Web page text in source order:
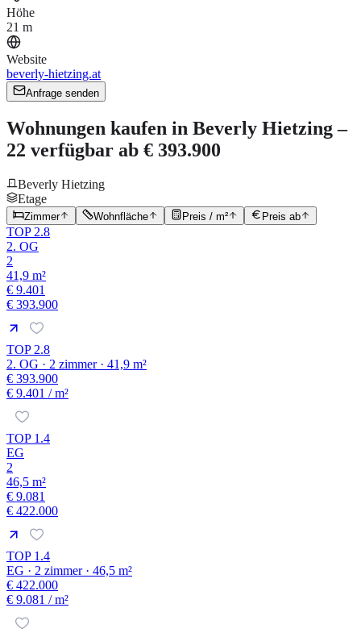
Höhe
21 m
Website
beverly-hietzing.at
Anfrage senden
Wohnungen kaufen in Beverly Hietzing –
22 verfügbar ab € 393.900
Beverly Hietzing
Etage
Zimmer Wohnfläche Preis / m² Preis ab
TOP 2.8
2. OG
2
41,9 m²
€ 9.401
€ 393.900
TOP 2.8
2. OG · 2 zimmer · 41,9 m²
€ 393.900
€ 9.401 / m²
TOP 1.4
EG
2
46,5 m²
€ 9.081
€ 422.000
TOP 1.4
EG · 2 zimmer · 46,5 m²
€ 422.000
€ 9.081 / m²